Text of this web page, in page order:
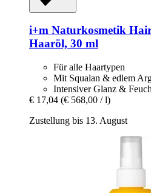
i+m Naturkosmetik
Haaröl, 30 ml
Für alle Haartypen
Mit Squalan & edlem
Intensiver Glanz &
€ 17,04 (€ 568,00 / l)
Zustellung bis 13. August